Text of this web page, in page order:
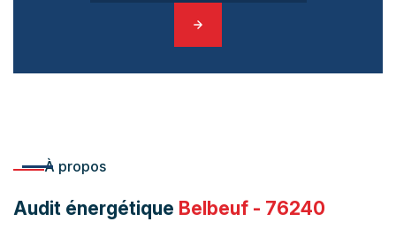
À propos
Audit énergétique Belbeuf - 76240